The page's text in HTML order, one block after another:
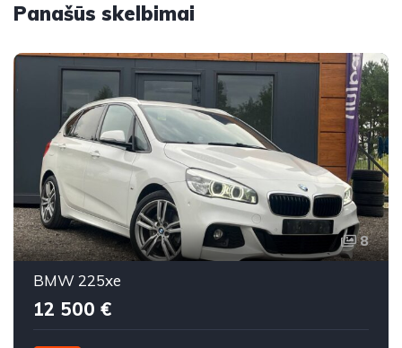
Panašūs skelbimai
8
BMW 225xe
12 500 €